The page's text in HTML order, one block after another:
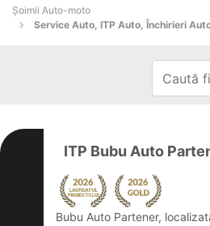
Șoimii Auto-moto
Service Auto, ITP Auto, Închirieri
ITP Bubu Auto
Bubu Auto Partener,